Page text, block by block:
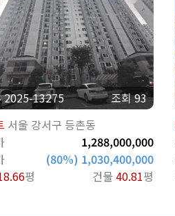
2025-13275
조회 93
서울 강서구 등촌동
1,288,000,000
(80%) 1,030,400,000
평 건물 40.81평